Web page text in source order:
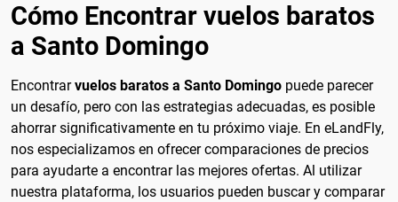
Cómo Encontrar vuelos baratos
a Santo Domingo
Encontrarvuelos baratos a Santo Domingo puede parecer
un desafío, pero con las estrategias adecuadas, es posible
ahorrar significativamente en tu próximo viaje. En eLandFly,
nos especializamos en ofrecer comparaciones de precios
para ayudarte a encontrar las mejores ofertas. Al utilizar
nuestra plataforma, los usuarios pueden buscar y comparar